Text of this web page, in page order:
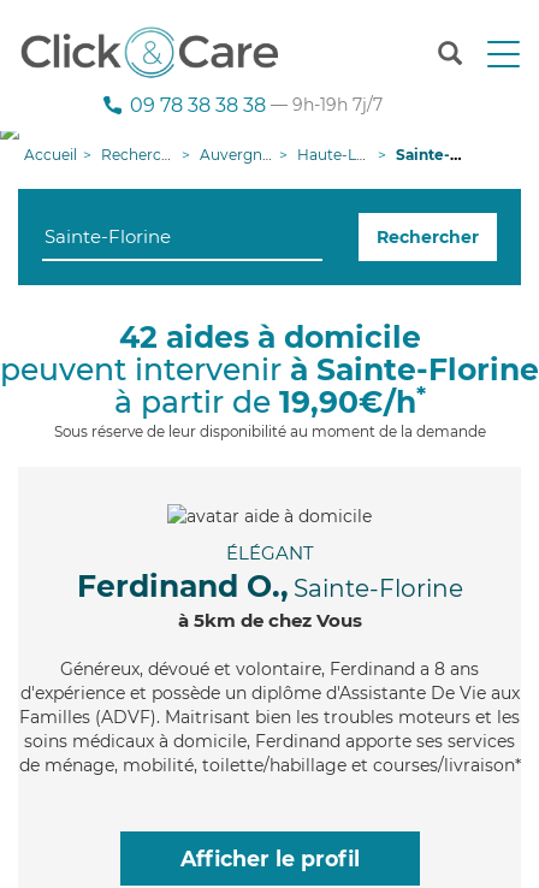
T
n
g
i
09 78 38 38 38 — 9h-19h 7j/7
Accueil Recherche aide à domicile Auvergne-Rhône-Alpes Haute-Loire Sainte-Florine
Rechercher
42 aides à domicile
peuvent intervenir à Sainte-Florine
à partir de 19,90€/h*
Sous réserve de leur disponibilité au moment de la demande
ÉLÉGANT
Ferdinand O., Sainte-Florine
à 5km de chez Vous
Généreux, dévoué et volontaire, Ferdinand a 8 ans
d'expérience et possède un diplôme d'Assistante De Vie aux
Familles (ADVF). Maitrisant bien les troubles moteurs et les
soins médicaux à domicile, Ferdinand apporte ses services
de ménage, mobilité, toilette/habillage et courses/livraison*
Afficher le profil